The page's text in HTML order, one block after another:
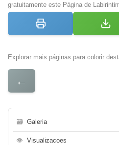
gratuitamente este Página de
Explorar mais páginas para colorir
←
🗃 Galeria
👁 Visualizacoes